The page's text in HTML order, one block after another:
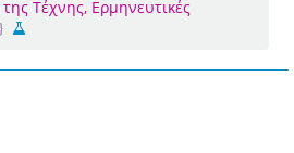
Τέχνης, Ερμηνευτικές